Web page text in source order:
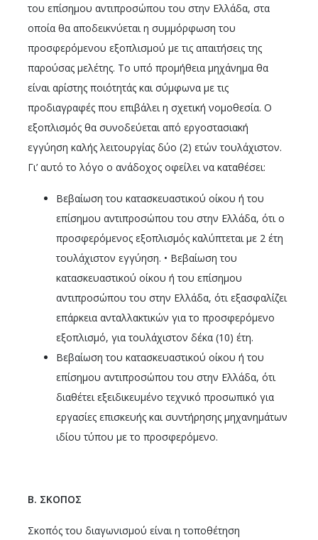
του επίσημου αντιπροσώπου του στην Ελλάδα, στα
οποία θα αποδεικνύεται η συμμόρφωση του
προσφερόμενου εξοπλισμού με τις απαιτήσεις της
παρούσας μελέτης. Το υπό προμήθεια μηχάνημα θα
είναι αρίστης ποιότητάς και σύμφωνα με τις
προδιαγραφές που επιβάλει η σχετική νομοθεσία. Ο
εξοπλισμός θα συνοδεύεται από εργοστασιακή
εγγύηση καλής λειτουργίας δύο (2) ετών τουλάχιστον.
Γι’ αυτό το λόγο ο ανάδοχος οφείλει να καταθέσει:
Βεβαίωση του κατασκευαστικού οίκου ή του
επίσημου αντιπροσώπου του στην Ελλάδα, ότι ο
προσφερόμενος εξοπλισμός καλύπτεται με 2 έτη
τουλάχιστον εγγύηση. • Βεβαίωση του
κατασκευαστικού οίκου ή του επίσημου
αντιπροσώπου του στην Ελλάδα, ότι εξασφαλίζει
επάρκεια ανταλλακτικών για το προσφερόμενο
εξοπλισμό, για τουλάχιστον δέκα (10) έτη.
Βεβαίωση του κατασκευαστικού οίκου ή του
επίσημου αντιπροσώπου του στην Ελλάδα, ότι
διαθέτει εξειδικευμένο τεχνικό προσωπικό για
εργασίες επισκευής και συντήρησης μηχανημάτων
ιδίου τύπου με το προσφερόμενο.
Β. ΣΚΟΠΟΣ
Σκοπός του διαγωνισμού είναι η τοποθέτηση